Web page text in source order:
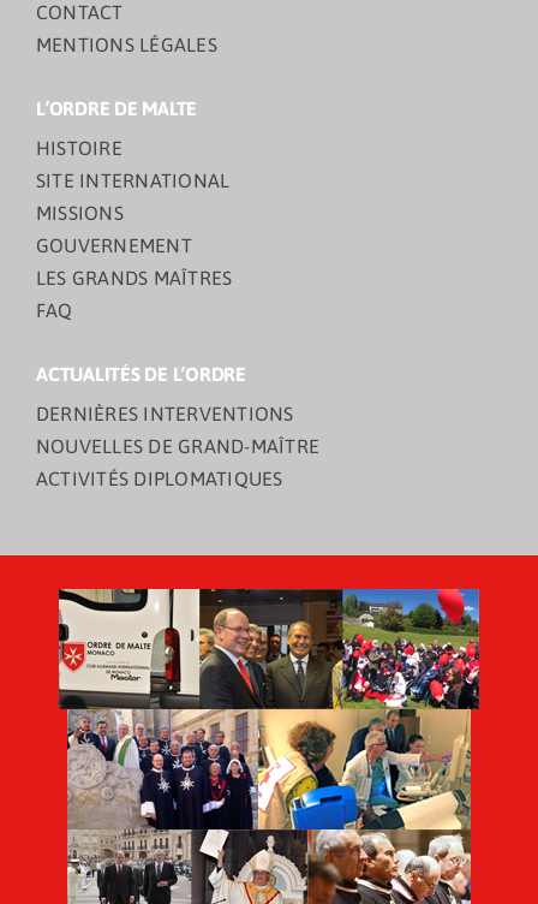
CONTACT
MENTIONS LÉGALES
L’ORDRE DE MALTE
HISTOIRE
SITE INTERNATIONAL
MISSIONS
GOUVERNEMENT
LES GRANDS MAÎTRES
FAQ
ACTUALITÉS DE L’ORDRE
DERNIÈRES INTERVENTIONS
NOUVELLES DE GRAND-MAÎTRE
ACTIVITÉS DIPLOMATIQUES